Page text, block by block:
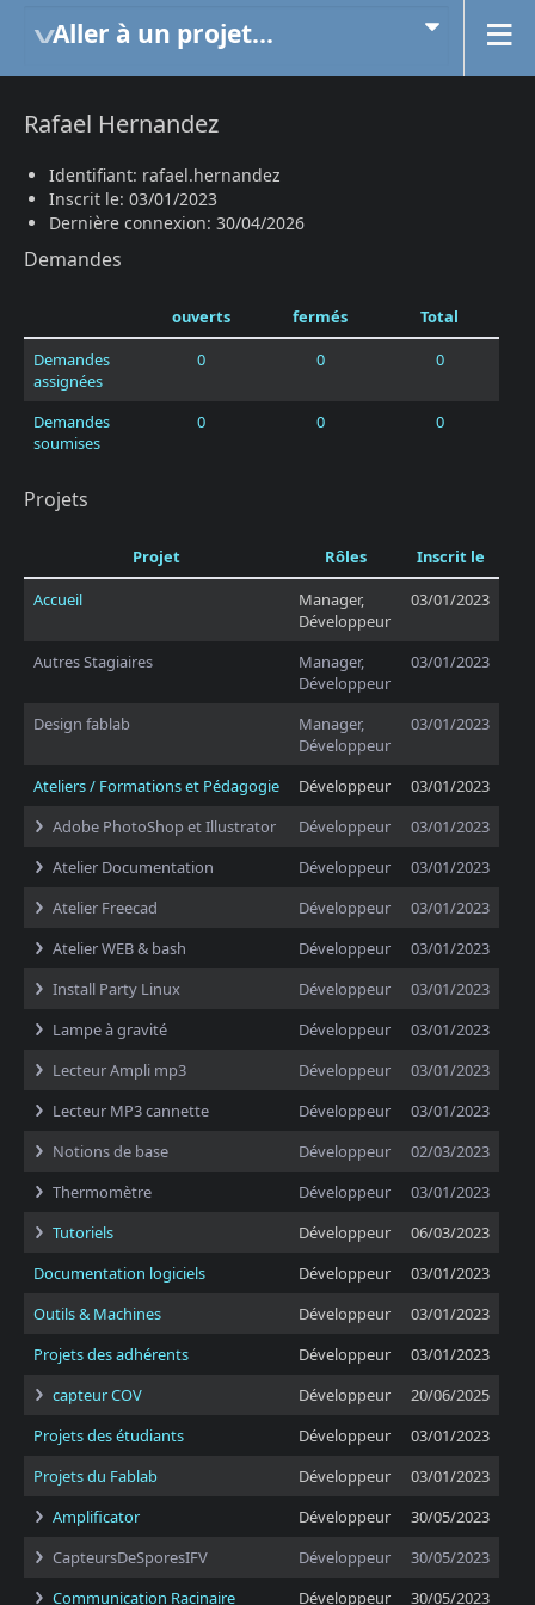
Aller à un projet...
Rafael Hernandez
Identifiant: rafael.hernandez
Inscrit le: 03/01/2023
Dernière connexion: 30/04/2026
Demandes
ouverts fermés
Total
Demandes
assignées
0 0 0
Demandes
soumises
0 0 0
Projets
Projet Rôles
Inscrit le
Accueil
Manager,
Développeur
03/01/2023
Autres Stagiaires
Manager,
Développeur
03/01/2023
Design fablab
Manager,
Développeur
03/01/2023
Ateliers / Formations et Pédagogie Développeur
03/01/2023
Adobe PhotoShop et Illustrator
Développeur
03/01/2023
Atelier Documentation
Développeur
03/01/2023
Atelier Freecad
Développeur
03/01/2023
Atelier WEB & bash
Développeur
03/01/2023
Install Party Linux
Développeur
03/01/2023
Lampe à gravité
Développeur
03/01/2023
Lecteur Ampli mp3
Développeur
03/01/2023
Lecteur MP3 cannette
Développeur
03/01/2023
Notions de base
Développeur
02/03/2023
Thermomètre
Développeur
03/01/2023
Tutoriels
Développeur
06/03/2023
Documentation logiciels
Développeur
03/01/2023
Outils & Machines
Développeur
03/01/2023
Projets des adhérents
Développeur
03/01/2023
capteur COV
Développeur
20/06/2025
Projets des étudiants
Développeur
03/01/2023
Projets du Fablab
Développeur
03/01/2023
Amplificator
Développeur
30/05/2023
CapteursDeSporesIFV
Développeur
30/05/2023
Communication Racinaire
Développeur 30/05/2023